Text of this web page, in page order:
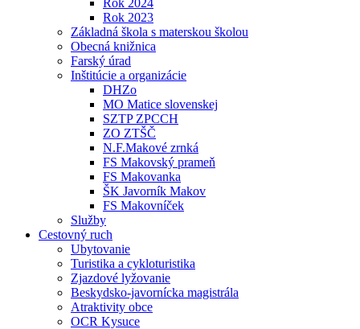
Rok 2024
Rok 2023
Základná škola s materskou školou
Obecná knižnica
Farský úrad
Inštitúcie a organizácie
DHZo
MO Matice slovenskej
SZTP ZPCCH
ZO ZTŠČ
N.F.Makové zrnká
FS Makovský prameň
FS Makovanka
ŠK Javorník Makov
FS Makovníček
Služby
Cestovný ruch
Ubytovanie
Turistika a cykloturistika
Zjazdové lyžovanie
Beskydsko-javornícka magistrála
Atraktivity obce
OCR Kysuce